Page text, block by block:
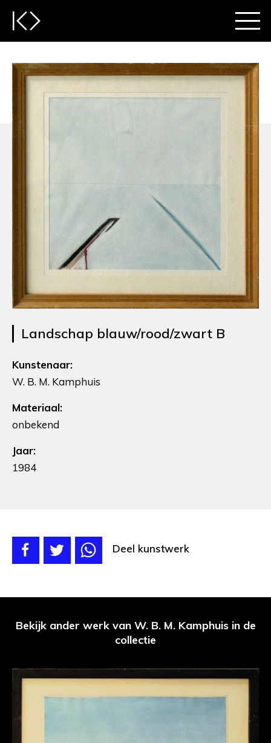
Landschap blauw/rood/zwart B
Kunstenaar:
W. B. M. Kamphuis
Materiaal:
onbekend
Jaar:
1984
Deel kunstwerk
Bekijk ander werk van W. B. M. Kamphuis in de
collectie